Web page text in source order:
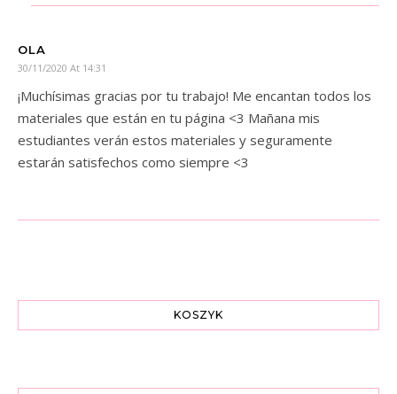
OLA
30/11/2020 At 14:31
¡Muchísimas gracias por tu trabajo! Me encantan todos los
materiales que están en tu página <3 Mañana mis
estudiantes verán estos materiales y seguramente
estarán satisfechos como siempre <3
KOSZYK